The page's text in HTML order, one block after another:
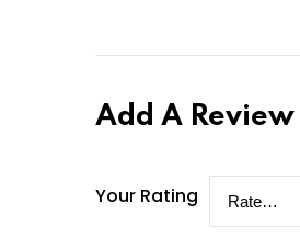
Add A Review
Your Rating